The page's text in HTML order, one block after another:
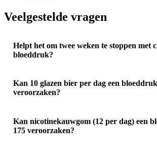
Veelgestelde vragen
Helpt het om twee weken te stoppen met
bloeddruk?
Kan 10 glazen bier per dag een
veroorzaken?
Kan nicotinekauwgom (12 per dag) een
175 veroorzaken?